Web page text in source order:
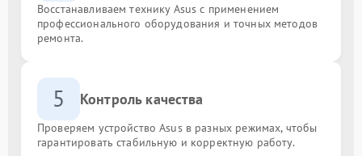
Восстанавливаем технику Asus с применением
профессионального оборудования и точных методов
ремонта.
5 Контроль качества
Проверяем устройство Asus в разных режимах, чтобы
гарантировать стабильную и корректную работу.